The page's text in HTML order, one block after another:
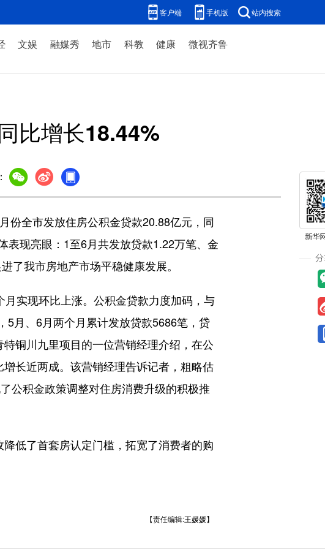
客户端 手机版 站内搜索
文娱 融媒秀 地市 科教 健康 微视齐鲁
比增长18.44%
全市发放住房公积金贷款20.88亿元，同
表现亮眼：1至6月共发放贷款1.22万笔、金
了我市房地产市场平稳健康发展。
实现环比上涨。公积金贷款力度加码，与
5月、6月两个月累计发放贷款5686笔，贷
铜川九里项目的一位营销经理介绍，在公
长近两成。该营销经理告诉记者，粗略估
公积金政策调整对住房消费升级的积极推
低了首套房认定门槛，拓宽了消费者的购
【责任编辑:王媛媛】